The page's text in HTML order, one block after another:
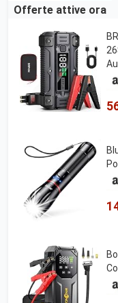
Offerte attive ora